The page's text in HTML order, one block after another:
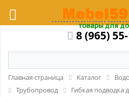
8 (965)
Главная страница Каталог
Трубопровод
Гибкая подводка